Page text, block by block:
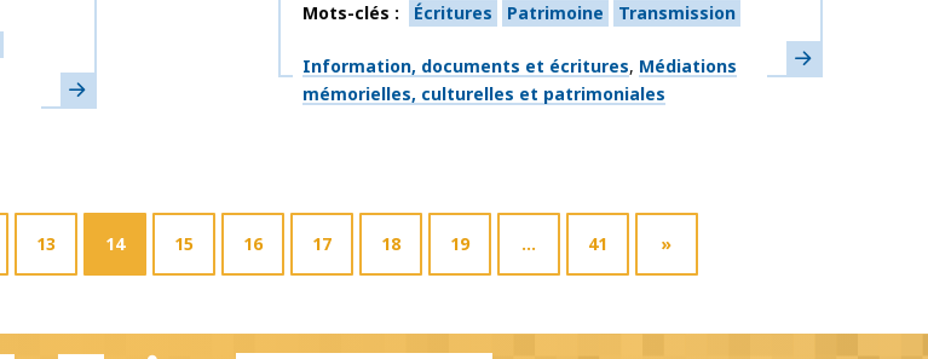
En savoir plus
Mots-clés
Écritures Patrimoine Transmission
Thématiques
Information, documents et écritures Médiations
mémorielles, culturelles et patrimoniales
En savoir plus
13 14 15 16 17 18 19 … 41 »